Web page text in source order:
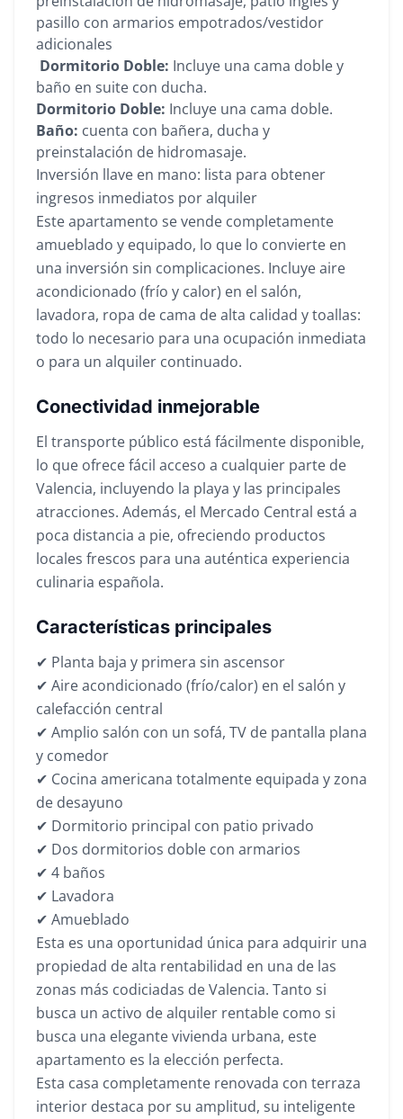
pasillo con armarios empotrados/vestidor
adicionales
Dormitorio Doble: Incluye una cama doble y
baño en suite con ducha.
Dormitorio Doble: Incluye una cama doble.
Baño: cuenta con bañera, ducha y
preinstalación de hidromasaje.
Inversión llave en mano: lista para obtener
ingresos inmediatos por alquiler
Este apartamento se vende completamente
amueblado y equipado, lo que lo convierte en
una inversión sin complicaciones. Incluye aire
acondicionado (frío y calor) en el salón,
lavadora, ropa de cama de alta calidad y toallas:
todo lo necesario para una ocupación inmediata
o para un alquiler continuado.
Conectividad inmejorable
El transporte público está fácilmente disponible,
lo que ofrece fácil acceso a cualquier parte de
Valencia, incluyendo la playa y las principales
atracciones. Además, el Mercado Central está a
poca distancia a pie, ofreciendo productos
locales frescos para una auténtica experiencia
culinaria española.
Características principales
✔ Planta baja y primera sin ascensor
✔ Aire acondicionado (frío/calor) en el salón y
calefacción central
✔ Amplio salón con un sofá, TV de pantalla plana
y comedor
✔ Cocina americana totalmente equipada y zona
de desayuno
✔ Dormitorio principal con patio privado
✔ Dos dormitorios doble con armarios
✔ 4 baños
✔ Lavadora
✔ Amueblado
Esta es una oportunidad única para adquirir una
propiedad de alta rentabilidad en una de las
zonas más codiciadas de Valencia. Tanto si
busca un activo de alquiler rentable como si
busca una elegante vivienda urbana, este
apartamento es la elección perfecta.
Esta casa completamente renovada con terraza
interior destaca por su amplitud, su inteligente